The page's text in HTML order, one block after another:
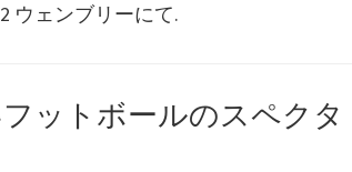
ウェンブリーにて.
フットボールのスペクタ